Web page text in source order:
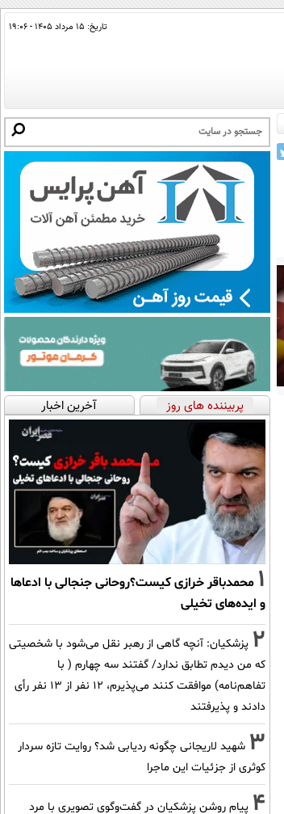
تاریخ: ۱۵ مرداد ۱۴۰۵ - ۱۹:۰۶
پربیننده های روز آخرین اخبار
1 محمدباقر خرازی کیست؟روحانی جنجالی با ادعاها
و ایده‌های تخیلی
2 پزشکیان‌: آنچه گاهی از رهبر نقل می‌شود با شخصیتی
که من دیدم تطابق ندارد/ گفتند سه چهارم ( با
تفاهم‌نامه) موافقت کنند می‌پذیرم، 12 نفر از 13 نفر رأی
دادند و پذیرفتند
3 شهید لاریجانی چگونه ردیابی شد؟ روایت تازه سردار
کوثری از جزئیات این ماجرا
4 پیام روشن پزشکیان در گفت‌و‌گوی تصویری با مرد